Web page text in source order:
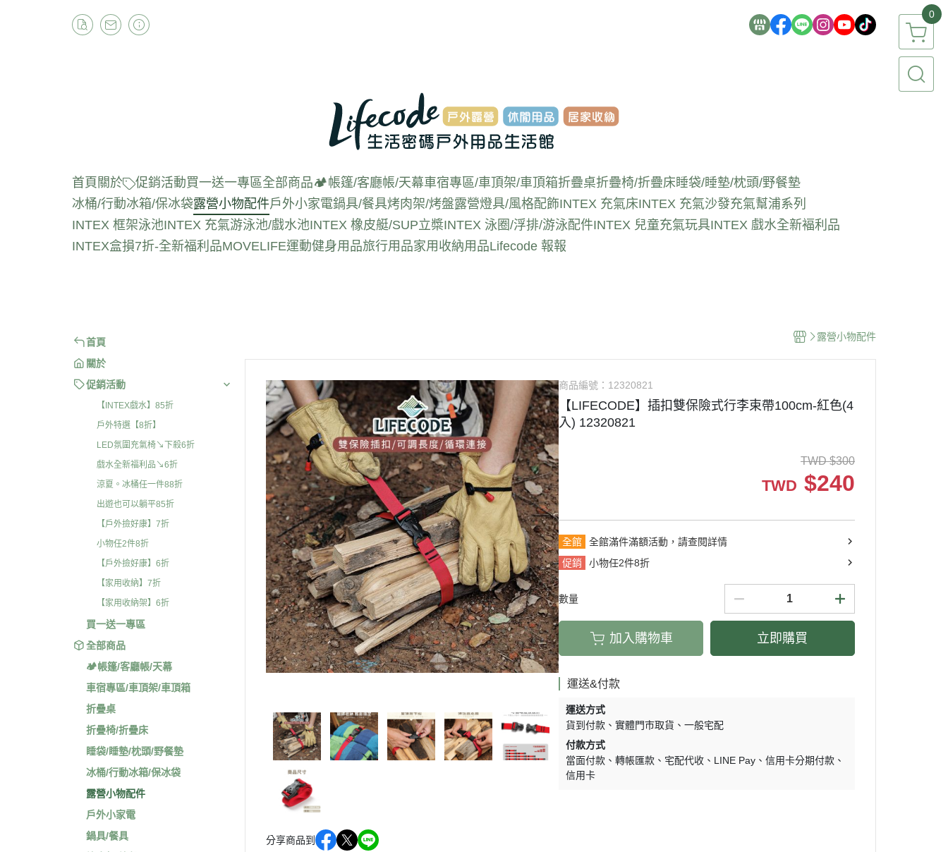
0
首頁 關於 促銷活動買一送一專區全部商品🏕️帳篷/客廳帳/天幕車宿專區/車頂架/車頂箱折疊桌折疊椅/折疊床睡袋/睡墊/枕頭/野餐墊
冰桶/行動冰箱/保冰袋露營小物配件戶外小家電鍋具/餐具烤肉架/烤盤露營燈具/風格配飾INTEX 充氣床INTEX 充氣沙發充氣幫浦系列
INTEX 框架泳池INTEX 充氣游泳池/戲水池INTEX 橡皮艇/SUP立槳INTEX 泳圈/浮排/游泳配件INTEX 兒童充氣玩具INTEX 戲水全新褔利品
INTEX盒損7折-全新福利品MOVELIFE運動健身用品旅行用品家用收納用品Lifecode 報報
首頁
關於
促銷活動
【INTEX戲水】85折
戶外特選【8折】
LED氛圍充氣椅↘下殺6折
戲水全新福利品↘6折
涼夏。冰桶任一件88折
出遊也可以躺平85折
【戶外撿好康】7折
小物任2件8折
【戶外撿好康】6折
【家用收納】7折
【家用收納架】6折
買一送一專區
全部商品
🏕️帳篷/客廳帳/天幕
車宿專區/車頂架/車頂箱
折疊桌
折疊椅/折疊床
睡袋/睡墊/枕頭/野餐墊
冰桶/行動冰箱/保冰袋
露營小物配件
戶外小家電
鍋具/餐具
露營小物配件
分享商品到
商品編號： 12320821
【LIFECODE】插扣雙保險式行李束帶100cm-紅色(4
入) 12320821
TWD $300
TWD $240
全館
全館滿件滿額活動，請查閱詳情
促銷
小物任2件8折
數量
加入購物車 立即購買
運送&付款
運送方式
貨到付款
實體門市取貨
一般宅配
付款方式
當面付款
轉帳匯款 宅配代收 LINE Pay
信用卡分期付款
信用卡